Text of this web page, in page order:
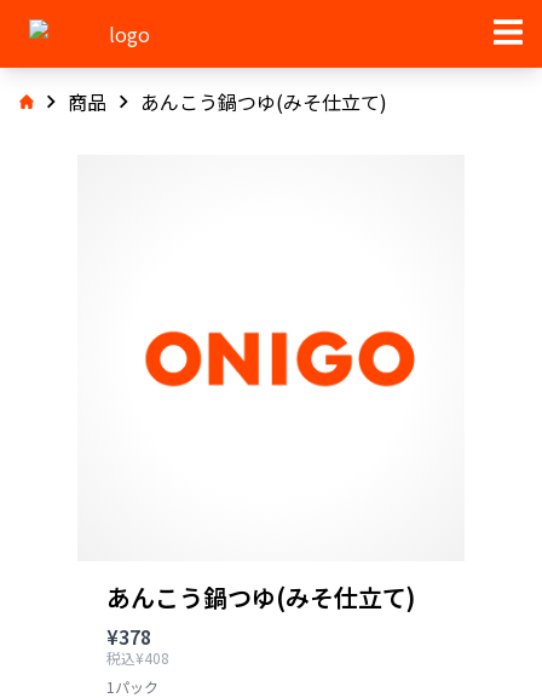
商品 あんこう鍋つゆ(みそ仕立て)
あんこう鍋つゆ(みそ仕立て)
¥378
税込¥408
1パック